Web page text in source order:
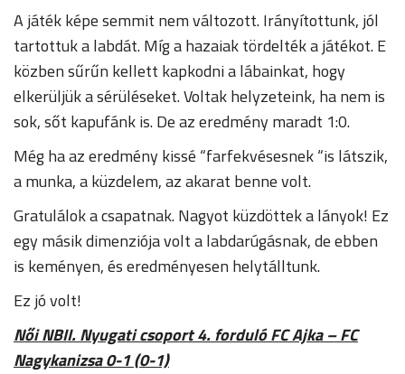
A játék képe semmit nem változott. Irányítottunk, jól
tartottuk a labdát. Míg a hazaiak tördelték a játékot. E
közben sűrűn kellett kapkodni a lábainkat, hogy
elkerüljük a sérüléseket. Voltak helyzeteink, ha nem is
sok, sőt kapufánk is. De az eredmény maradt 1:0.
Még ha az eredmény kissé “farfekvésesnek “is látszik,
a munka, a küzdelem, az akarat benne volt.
Gratulálok a csapatnak. Nagyot küzdöttek a lányok! Ez
egy másik dimenziója volt a labdarúgásnak, de ebben
is keményen, és eredményesen helytálltunk.
Ez jó volt!
Női NBII. Nyugati csoport 4. forduló FC Ajka – FC
Nagykanizsa 0-1 (0-1)